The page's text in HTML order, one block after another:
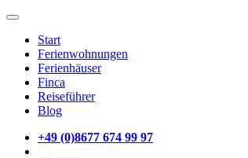
Start
Ferienwohnungen
Ferienhäuser
Finca
Reiseführer
Blog
+49 (0)8677 674 99 97